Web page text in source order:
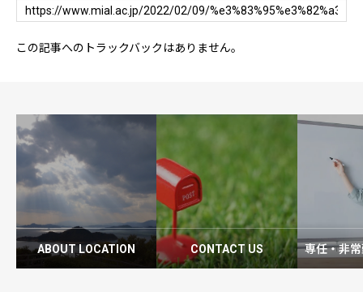
この記事へのトラックバックはありません。
ABOUT LOCATION CONTACT US 専任・非